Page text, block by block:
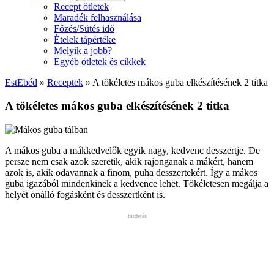
Recept ötletek
Maradék felhasználása
Főzés/Sütés idő
Ételek tápértéke
Melyik a jobb?
Egyéb ötletek és cikkek
EstEbéd » Receptek » A tökéletes mákos guba elkészítésének 2 titka
A tökéletes mákos guba elkészítésének 2 titka
A mákos guba a mákkedvelők egyik nagy, kedvenc desszertje. De
persze nem csak azok szeretik, akik rajonganak a mákért, hanem
azok is, akik odavannak a finom, puha desszertekért. Így a mákos
guba igazából mindenkinek a kedvence lehet. Tökéletesen megálja a
helyét önálló fogásként és desszertként is.
hirdetés